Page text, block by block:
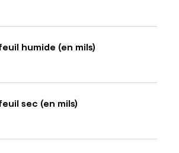
humide (en mils)
sec (en mils)